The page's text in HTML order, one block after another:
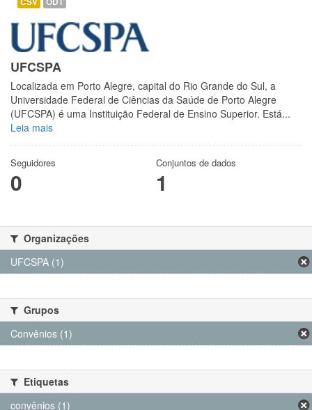
UFCSPA
Localizada em Porto Alegre, capital do Rio Grande do Sul, a
Universidade Federal de Ciências da Saúde de Porto Alegre
(UFCSPA) é uma Instituição Federal de Ensino Superior. Está...
Leia mais
Seguidores
0
Conjuntos de dados
1
Organizações
UFCSPA (1)
Grupos
Convênios (1)
Etiquetas
convênios (1)